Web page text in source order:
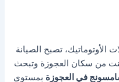
الأوتوماتيك، تصبح الصيانة
كنت من سكان العجوزة وتبحث
في العجوزة بمستوى